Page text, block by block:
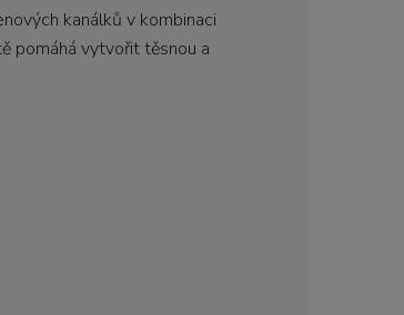
kanálků v kombinaci
pomáhá vytvořit těsnou a